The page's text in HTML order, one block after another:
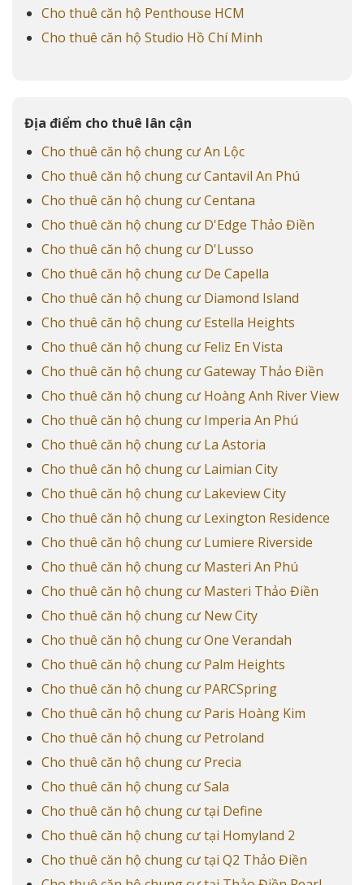
Cho thuê căn hộ Penthouse HCM
Cho thuê căn hộ Studio Hồ Chí Minh
Địa điểm cho thuê lân cận
Cho thuê căn hộ chung cư An Lộc
Cho thuê căn hộ chung cư Cantavil An Phú
Cho thuê căn hộ chung cư Centana
Cho thuê căn hộ chung cư D'Edge Thảo Điền
Cho thuê căn hộ chung cư D'Lusso
Cho thuê căn hộ chung cư De Capella
Cho thuê căn hộ chung cư Diamond Island
Cho thuê căn hộ chung cư Estella Heights
Cho thuê căn hộ chung cư Feliz En Vista
Cho thuê căn hộ chung cư Gateway Thảo Điền
Cho thuê căn hộ chung cư Hoàng Anh River View
Cho thuê căn hộ chung cư Imperia An Phú
Cho thuê căn hộ chung cư La Astoria
Cho thuê căn hộ chung cư Laimian City
Cho thuê căn hộ chung cư Lakeview City
Cho thuê căn hộ chung cư Lexington Residence
Cho thuê căn hộ chung cư Lumiere Riverside
Cho thuê căn hộ chung cư Masteri An Phú
Cho thuê căn hộ chung cư Masteri Thảo Điền
Cho thuê căn hộ chung cư New City
Cho thuê căn hộ chung cư One Verandah
Cho thuê căn hộ chung cư Palm Heights
Cho thuê căn hộ chung cư PARCSpring
Cho thuê căn hộ chung cư Paris Hoàng Kim
Cho thuê căn hộ chung cư Petroland
Cho thuê căn hộ chung cư Precia
Cho thuê căn hộ chung cư Sala
Cho thuê căn hộ chung cư tại Define
Cho thuê căn hộ chung cư tại Homyland 2
Cho thuê căn hộ chung cư tại Q2 Thảo Điền